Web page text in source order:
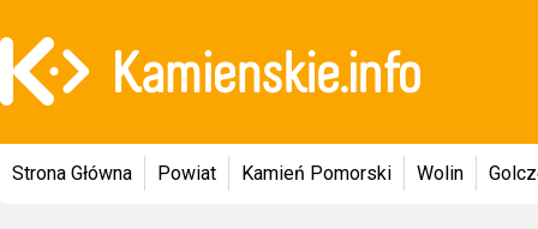
Strona Główna Powiat Kamień Pomorski Wolin